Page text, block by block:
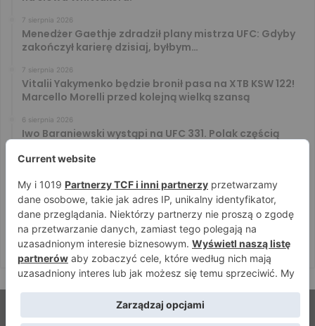
7 sierpnia 2026
Menedżer Gaethje zdradził plany mistrza UFC: Gdyby
zakończył karierę dzisiaj, byłbym…
7 sierpnia 2026
Vitalii Yakymenko będzie bronił pasa na XTB KSW 122!
Marcello Morelli przed kolejną wielką szansą
6 sierpnia 2026
Iwo Baraniewski wystąpi na UFC 331. Polak częścią
Don Kasjo poznał rywala na FAME 32. Bartosz Szachta
przeciwnikiem Króla
6 sierpnia 2026
Niepokonany Włodarczyk zawalczy o ranking! Na XTB
KSW 122 zmierzy się z Paivą
© Strefamma.pl 2026, Wszelkie prawa zastrzeżone |